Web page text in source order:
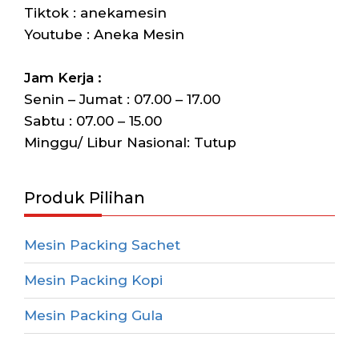
Tiktok : anekamesin
Youtube : Aneka Mesin
Jam Kerja :
Senin – Jumat : 07.00 – 17.00
Sabtu : 07.00 – 15.00
Minggu/ Libur Nasional: Tutup
Produk Pilihan
Mesin Packing Sachet
Mesin Packing Kopi
Mesin Packing Gula